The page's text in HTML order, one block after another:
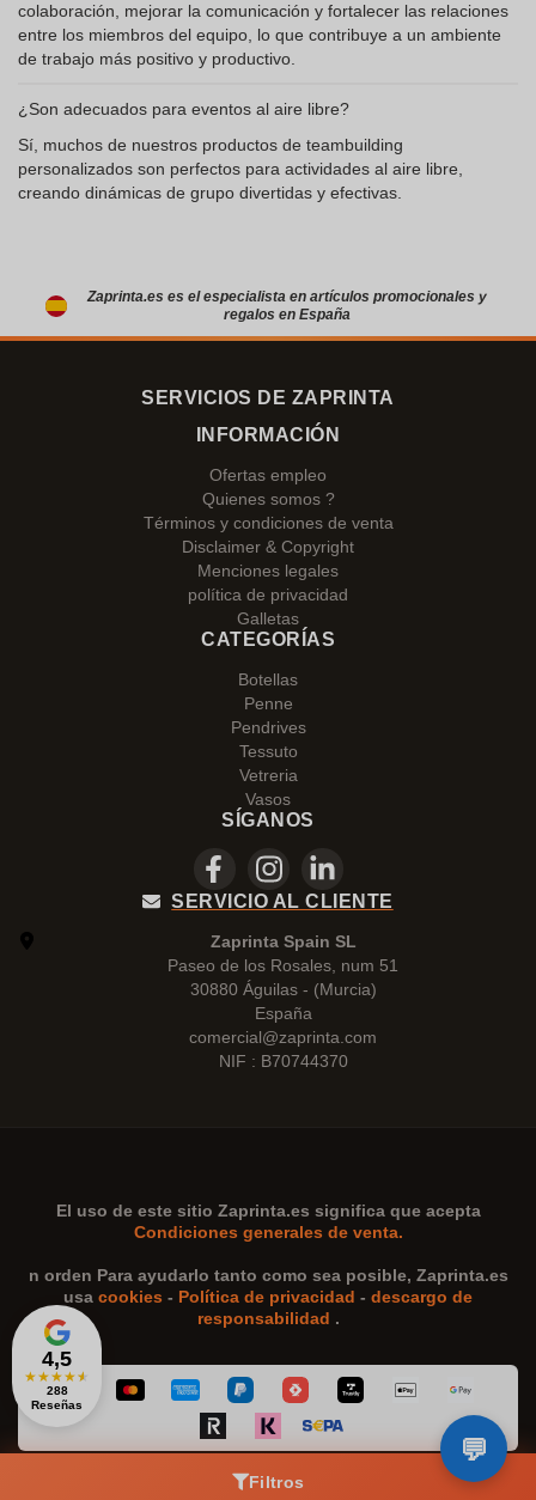
colaboración, mejorar la comunicación y fortalecer las relaciones
entre los miembros del equipo, lo que contribuye a un ambiente
de trabajo más positivo y productivo.
¿Son adecuados para eventos al aire libre?
Sí, muchos de nuestros productos de teambuilding
personalizados son perfectos para actividades al aire libre,
creando dinámicas de grupo divertidas y efectivas.
Zaprinta.es es el especialista en artículos promocionales y
regalos en España
Filtros
4,5
★★★★★
288
Reseñas
SERVICIOS DE ZAPRINTA
INFORMACIÓN
Ofertas empleo
Quienes somos ?
Términos y condiciones de venta
Disclaimer & Copyright
Menciones legales
política de privacidad
Galletas
CATEGORÍAS
Botellas
Penne
Pendrives
Tessuto
Vetreria
Vasos
SÍGANOS
SERVICIO AL CLIENTE
Zaprinta Spain SL
Paseo de los Rosales, num 51
30880 Águilas - (Murcia)
España
comercial@zaprinta.com
NIF : B70744370
El uso de este sitio Zaprinta.es significa que acepta
Condiciones generales de venta.
n orden Para ayudarlo tanto como sea posible, Zaprinta.es
usa cookies - Política de privacidad - descargo de
responsabilidad .